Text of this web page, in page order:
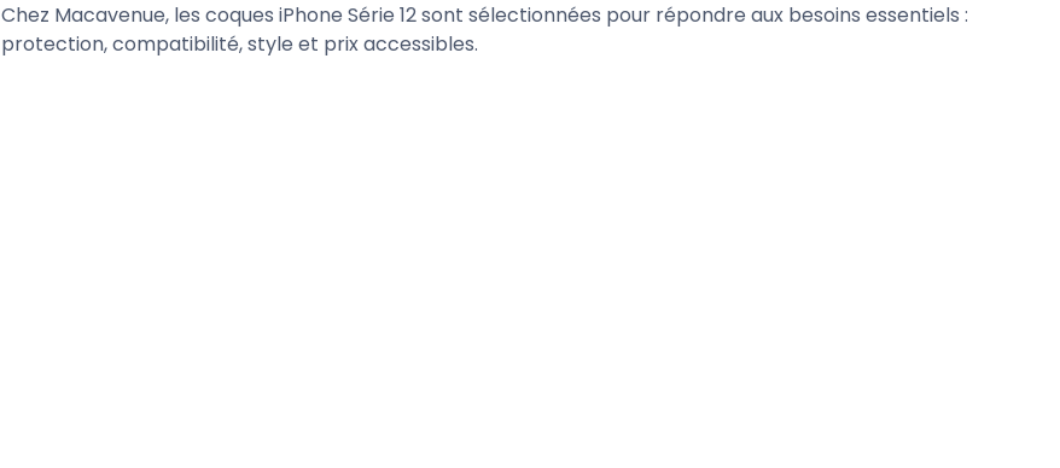
Chez Macavenue, les coques iPhone Série 12 sont sélectionnées pour répondre aux besoins essentiels :
protection, compatibilité, style et prix accessibles.